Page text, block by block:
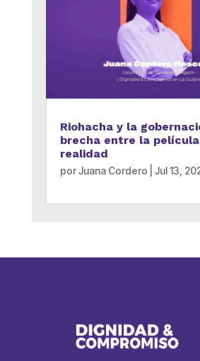
Riohacha y la
brecha entre la
realidad
porJuana Cordero Jul 13,